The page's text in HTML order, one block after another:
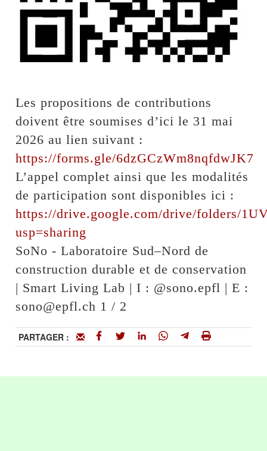
Les propositions de contributions
doivent être soumises d’ici le 31 mai
2026 au lien suivant :
https://forms.gle/6dzGCzWm8nqfdwJK7
L’appel complet ainsi que les modalités
de participation sont disponibles ici :
https://drive.google.com/drive/folders/
usp=sharing
SoNo - Laboratoire Sud–Nord de
construction durable et de conservation
| Smart Living Lab | I : @sono.epfl | E :
sono@epfl.ch 1 / 2
PARTAGER :